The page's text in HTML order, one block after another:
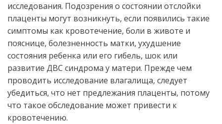
исследования. Подозрения о состоянии отслойки
плаценты могут возникнуть, если появились такие
симптомы как кровотечение, боли в животе и
пояснице, болезненность матки, ухудшение
состояния ребенка или его гибель, шок или
развитие ДВС синдрома у матери. Прежде чем
проводить исследование влагалища, следует
убедиться, что нет предлежания плаценты, потому
что такое обследование может привести к
кровотечению.